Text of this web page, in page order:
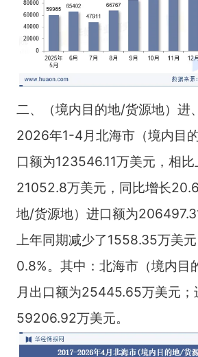
二、（境内目的地/货源地）进
2026年1-4月北海市（境内目
口额为123546.11万美元，相
21052.8万美元，同比增长
地/货源地）进口额为
上年同期减少了1558.35万美
0.8%。其中：北海市（境内目
月出口额为25445.65万美元；
59206.92万美元。